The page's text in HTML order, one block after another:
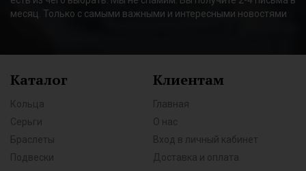
месяц. Только с самыми важными и интересными новостями
Каталог
Кольца
Серьги
Браслеты
Подвески
Клиентам
Главная
О нас
Вход в личный кабинет
Доставка и оплата